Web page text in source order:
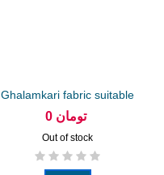
Ghalamkari fabric suitable
for...
0 تومان
Out of stock